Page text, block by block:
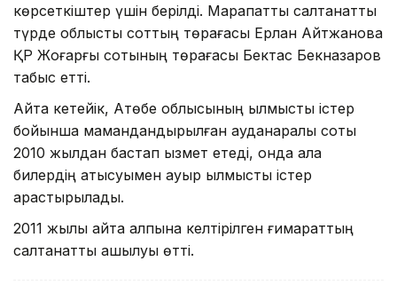
көрсеткіштер үшін берілді. Марапатты салтанатты
түрде облыстық соттың төрағасы Ерлан Айтжановқа
ҚР Жоғарғы сотының төрағасы Бектас Бекназаров
табыс етті.
Айта кетейік, Ақтөбе облысының қылмыстық істер
бойынша мамандандырылған ауданаралық соты
2010 жылдан бастап қызмет етеді, онда алқа
билердің қатысуымен ауыр қылмыстық істер
қарастырылады.
2011 жылы қайта қалпына келтірілген ғимараттың
салтанатты ашылуы өтті.